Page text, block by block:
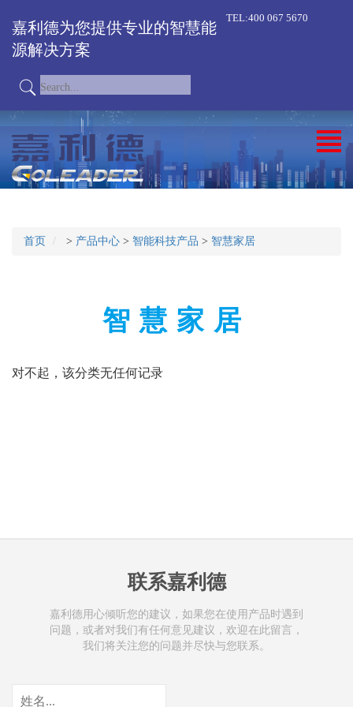
嘉利德为您提供专业的智慧能
源解决方案
TEL:400 067 5670
首页 > 产品中心 > 智能科技产品 > 智慧家居
智慧家居
对不起，该分类无任何记录
联系嘉利德
嘉利德用心倾听您的建议，如果您在使用产品时遇到
问题，或者对我们有任何意见建议，欢迎在此留言，
我们将关注您的问题并尽快与您联系。